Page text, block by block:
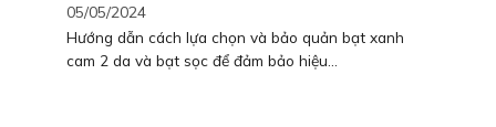
05/05/2024
Hướng dẫn cách lựa chọn và bảo quản bạt xanh
cam 2 da và bạt sọc để đảm bảo hiệu...